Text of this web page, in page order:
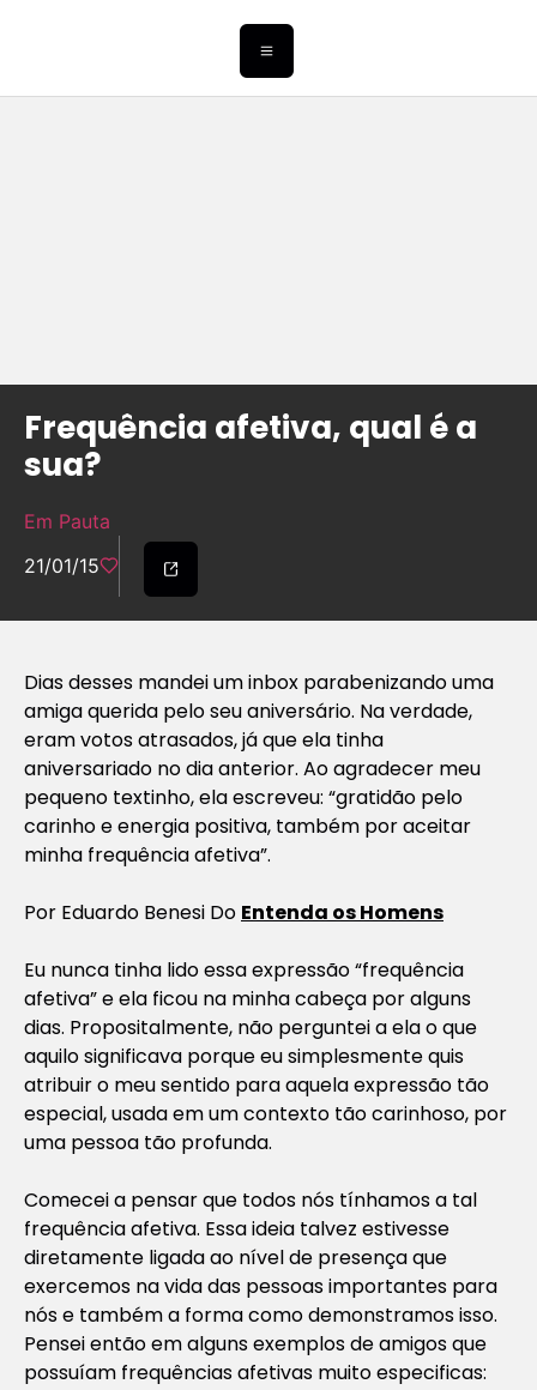
Frequência afetiva, qual é a
sua?
Em Pauta
21/01/15
Dias desses mandei um inbox parabenizando uma
amiga querida pelo seu aniversário. Na verdade,
eram votos atrasados, já que ela tinha
aniversariado no dia anterior. Ao agradecer meu
pequeno textinho, ela escreveu: “gratidão pelo
carinho e energia positiva, também por aceitar
minha frequência afetiva”.
Por Eduardo Benesi Do Entenda os Homens
Eu nunca tinha lido essa expressão “frequência
afetiva” e ela ficou na minha cabeça por alguns
dias. Propositalmente, não perguntei a ela o que
aquilo significava porque eu simplesmente quis
atribuir o meu sentido para aquela expressão tão
especial, usada em um contexto tão carinhoso, por
uma pessoa tão profunda.
Comecei a pensar que todos nós tínhamos a tal
frequência afetiva. Essa ideia talvez estivesse
diretamente ligada ao nível de presença que
exercemos na vida das pessoas importantes para
nós e também a forma como demonstramos isso.
Pensei então em alguns exemplos de amigos que
possuíam frequências afetivas muito especificas: